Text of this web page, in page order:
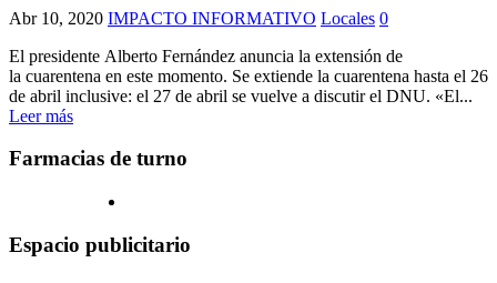
Abr 10, 2020 IMPACTO INFORMATIVO Locales 0
El presidente Alberto Fernández anuncia la extensión de
la cuarentena en este momento. Se extiende la cuarentena hasta el 26
de abril inclusive: el 27 de abril se vuelve a discutir el DNU. «El...
Leer más
Farmacias de turno
Espacio publicitario